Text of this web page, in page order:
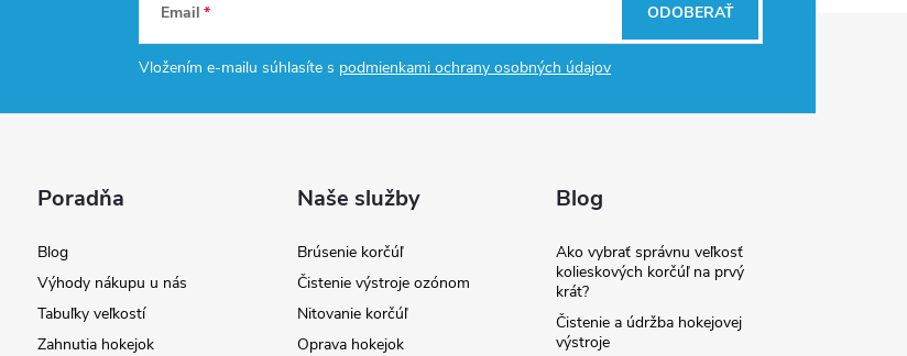
Email
Vložením e-mailu súhlasíte s podmienkami ochrany osobných údajov
ODOBERAŤ
Poradňa
Blog
Výhody nákupu u nás
Tabuľky veľkostí
Zahnutia hokejok
Naše služby
Brúsenie korčúľ
Čistenie výstroje ozónom
Nitovanie korčúľ
Oprava hokejok
Blog
Ako vybrať správnu veľkosť
kolieskových korčúľ na prvý
krát?
Čistenie a údržba hokejovej
výstroje